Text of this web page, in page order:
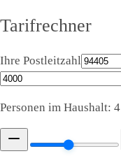
Tarifrechner
Ihre Postleitzahl
Personen im Haushalt: 4